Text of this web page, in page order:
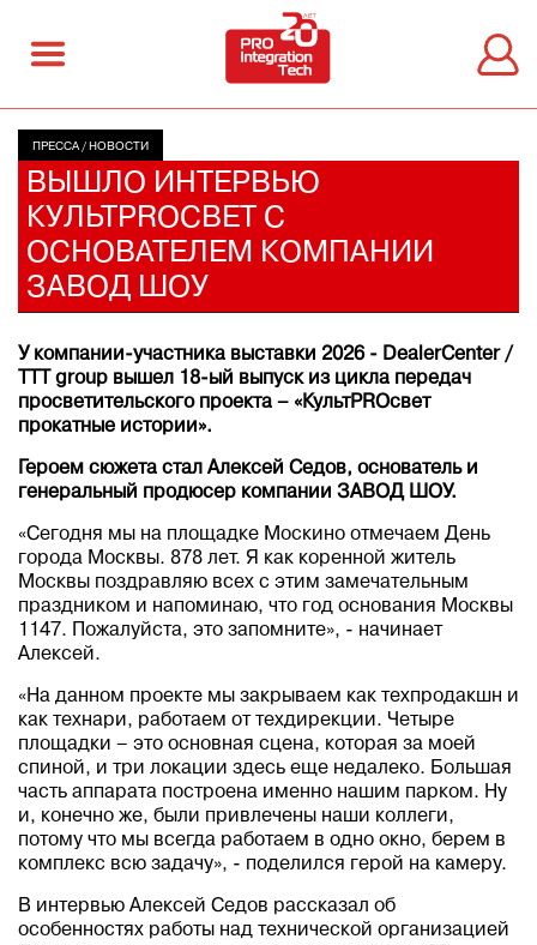
ПРЕССА / НОВОСТИ
ВЫШЛО ИНТЕРВЬЮ
КУЛЬТPROСВЕТ С
ОСНОВАТЕЛЕМ КОМПАНИИ
ЗАВОД ШОУ
У компании-участника выставки 2026 - DealerCenter /
TTT group вышел 18-ый выпуск из цикла передач
просветительского проекта – «КультPROсвет
прокатные истории».
Героем сюжета стал Алексей Седов, основатель и
генеральный продюсер компании ЗАВОД ШОУ.
«Сегодня мы на площадке Москино отмечаем День
города Москвы. 878 лет. Я как коренной житель
Москвы поздравляю всех с этим замечательным
праздником и напоминаю, что год основания Москвы
1147. Пожалуйста, это запомните», - начинает
Алексей.
«На данном проекте мы закрываем как техпродакшн и
как технари, работаем от техдирекции. Четыре
площадки – это основная сцена, которая за моей
спиной, и три локации здесь еще недалеко. Большая
часть аппарата построена именно нашим парком. Ну
и, конечно же, были привлечены наши коллеги,
потому что мы всегда работаем в одно окно, берем в
комплекс всю задачу», - поделился герой на камеру.
В интервью Алексей Седов рассказал об
особенностях работы над технической организацией